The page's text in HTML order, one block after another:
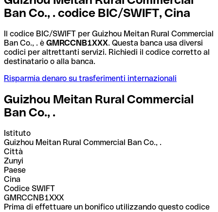
Ban Co., . codice BIC/SWIFT, Cina
Il codice BIC/SWIFT per Guizhou Meitan Rural Commercial
Ban Co., . è GMRCCNB1XXX. Questa banca usa diversi
codici per altrettanti servizi. Richiedi il codice corretto al
destinatario o alla banca.
Risparmia denaro su trasferimenti internazionali
Guizhou Meitan Rural Commercial
Ban Co., .
Istituto
Guizhou Meitan Rural Commercial Ban Co., .
Città
Zunyi
Paese
Cina
Codice SWIFT
GMRCCNB1XXX
Prima di effettuare un bonifico utilizzando questo codice